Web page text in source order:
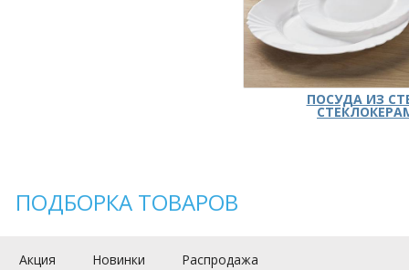
ПОСУДА ИЗ
ПОДБОРКА ТОВАРОВ
Акция Новинки Распродажа